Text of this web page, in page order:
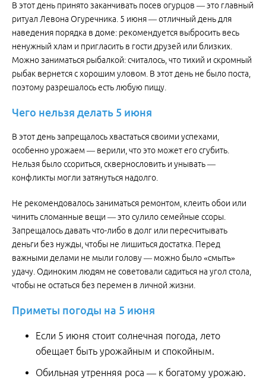
В этот день принято заканчивать посев огурцов — это главный
ритуал Левона Огуречника. 5 июня — отличный день для
наведения порядка в доме: рекомендуется выбросить весь
ненужный хлам и пригласить в гости друзей или близких.
Можно заниматься рыбалкой: считалось, что тихий и скромный
рыбак вернется с хорошим уловом. В этот день не было поста,
поэтому разрешалось есть любую пищу.
Чего нельзя делать 5 июня
В этот день запрещалось хвастаться своими успехами,
особенно урожаем — верили, что это может его сгубить.
Нельзя было ссориться, сквернословить и унывать —
конфликты могли затянуться надолго.
Не рекомендовалось заниматься ремонтом, клеить обои или
чинить сломанные вещи — это сулило семейные ссоры.
Запрещалось давать что-либо в долг или пересчитывать
деньги без нужды, чтобы не лишиться достатка. Перед
важными делами не мыли голову — можно было «смыть»
удачу. Одиноким людям не советовали садиться на угол стола,
чтобы не остаться без перемен в личной жизни.
Приметы погоды на 5 июня
Если 5 июня стоит солнечная погода, лето
обещает быть урожайным и спокойным.
Обильная утренняя роса — к богатому урожаю.